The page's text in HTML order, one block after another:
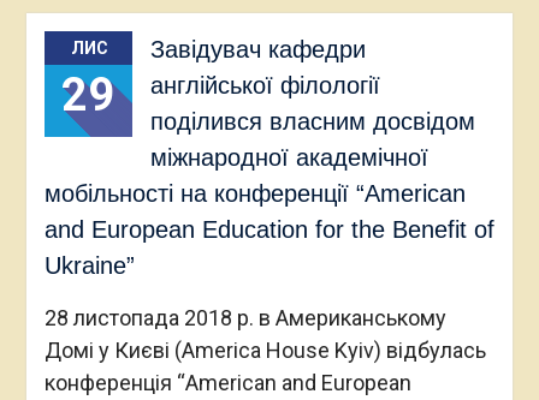
ЛИС
29
Завідувач кафедри
англійської філології
поділився власним досвідом
міжнародної академічної
мобільності на конференції “American
and European Education for the Benefit of
Ukraine”
28 листопада 2018 р. в Американському
Домі у Києві (America House Kyiv) відбулась
конференція “American and European